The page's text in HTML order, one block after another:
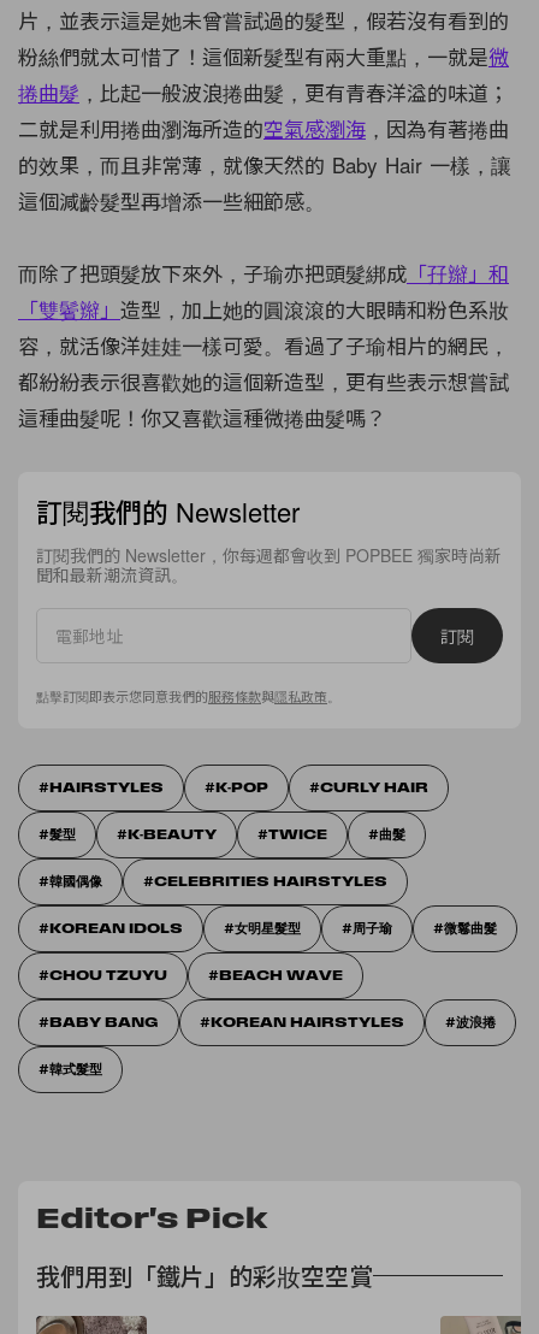
片，並表示這是她未曾嘗試過的髮型，假若沒有看到的
粉絲們就太可惜了！這個新髮型有兩大重點，一就是微
捲曲髮 ，比起一般波浪捲曲髮，更有青春洋溢的味道；
二就是利用捲曲瀏海所造的空氣感瀏海 ，因為有著捲曲
的效果，而且非常薄，就像天然的 Baby Hair 一樣，讓
這個減齡髮型再增添一些細節感。
而除了把頭髮放下來外，子瑜亦把頭髮綁成 「孖辮」和
「雙鬢辮」 造型，加上她的圓滾滾的大眼睛和粉色系妝
容，就活像洋娃娃一樣可愛。看過了子瑜相片的網民，
都紛紛表示很喜歡她的這個新造型，更有些表示想嘗試
這種曲髮呢！你又喜歡這種微捲曲髮嗎？
訂閱我們的 Newsletter
訂閱我們的 Newsletter，你每週都會收到 POPBEE 獨家時尚新
聞和最新潮流資訊。
訂閱
點擊訂閱即表示您同意我們的服務條款與隱私政策
HAIRSTYLES K-POP CURLY HAIR
髮型 K-BEAUTY TWICE 曲髮
韓國偶像 CELEBRITIES HAIRSTYLES
KOREAN IDOLS 女明星髮型 周子瑜 微鬈曲髮
CHOU TZUYU BEACH WAVE
BABY BANG KOREAN HAIRSTYLES 波浪捲
韓式髮型
Editor's Pick
我們用到「鐵片」的彩妝空空賞